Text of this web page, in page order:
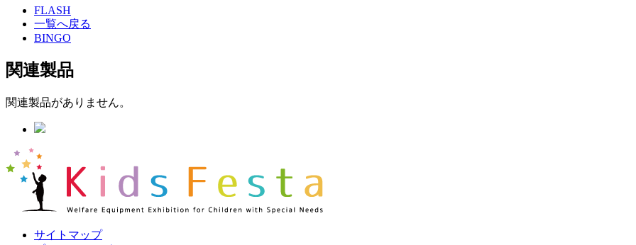
FLASH
一覧へ戻る
BINGO
関連製品
関連製品がありません。
サイトマップ